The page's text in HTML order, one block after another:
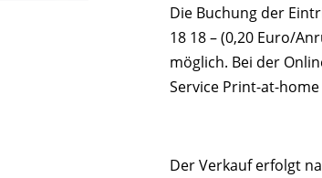
Die Buchung der
18 18 – (0,20 Euro/
möglich. Bei der
Service Print-at-
Der Verkauf erfolgt